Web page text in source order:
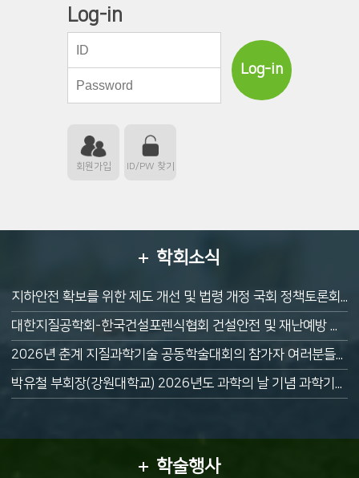
Log-in
Log-in
회원가입 ID/PW 찾기
학회소식
지하안전 확보를 위한 제도 개선 및 법령 개정 국회 정책토론회 안내
대한지질공학회-한국건설포렌식협회 건설안전 및 재난예방 기술 발전을 위한 상호협력 업무협약(MOU)
2026년 춘계 지질과학기술 공동학술대회의 참가자 여러분들께 감사드립니다.
박유철 부회장(강원대학교) 2026년도 과학의 날 기념 과학기술정보통신부 부총리표창(과학기술진흥유공) 수상
학술행사